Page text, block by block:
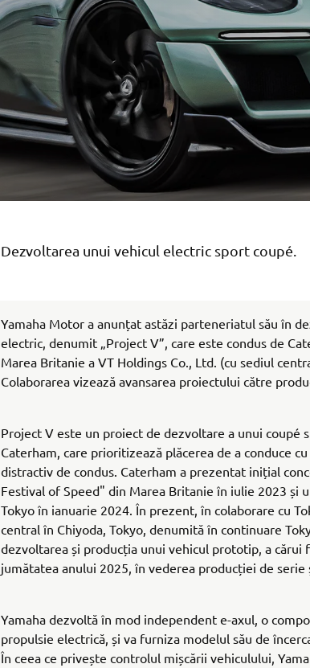
Dezvoltarea unui vehicul electric sport coupé.
Yamaha Motor a anunțat astăzi parteneriatul său în
electric, denumit „Project V”, care este condus de
Marea Britanie a VT Holdings Co., Ltd. (cu sediul
Colaborarea vizează avansarea proiectului către
Project V este un proiect de dezvoltare a unui coupé
Caterham, care prioritizează plăcerea de a conduce
distractiv de condus. Caterham a prezentat inițial
Festival of Speed" din Marea Britanie în iulie 2023 și
Tokyo în ianuarie 2024. În prezent, în colaborare cu
central în Chiyoda, Tokyo, denumită în continuare
dezvoltarea și producția unui vehicul prototip, a cărui
jumătatea anului 2025, în vederea producției de serie
Yamaha dezvoltă în mod independent e-axul, o
propulsie electrică, și va furniza modelul său de
În ceea ce privește controlul mișcării vehiculului,